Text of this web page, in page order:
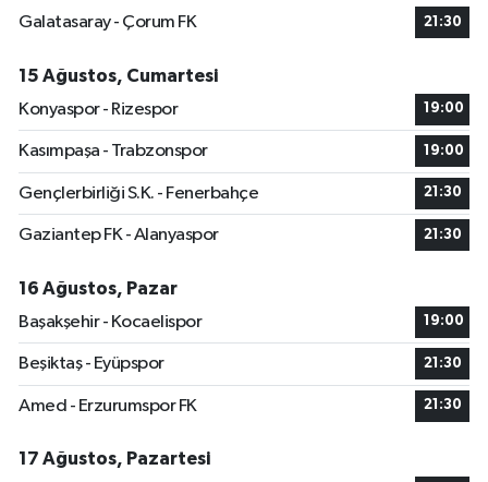
Galatasaray - Çorum FK
21:30
15 Ağustos, Cumartesi
Konyaspor - Rizespor
19:00
Kasımpaşa - Trabzonspor 19:00
Gençlerbirliği S.K. - Fenerbahçe 21:30
Gaziantep FK - Alanyaspor 21:30
16 Ağustos, Pazar
Başakşehir - Kocaelispor
19:00
Beşiktaş - Eyüpspor 21:30
Amed - Erzurumspor FK 21:30
17 Ağustos, Pazartesi